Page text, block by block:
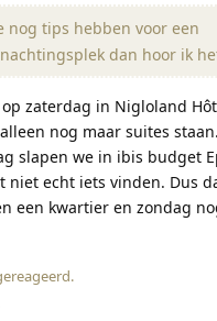
nog tips hebben voor een
dan hoor ik
zaterdag in Nigloland
nog maar suites staan.
slapen we in ibis budget
niet echt iets vinden. Dus
een kwartier en zondag
.